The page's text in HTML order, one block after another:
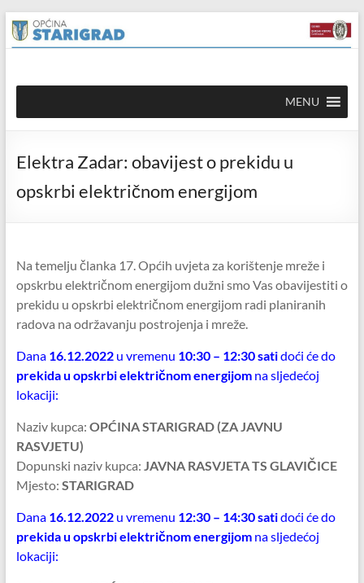
content
Skip
to
content
Općina
Starigrad
mrežna
stranica
MENU
Elektra Zadar: obavijest o prekidu u
opskrbi električnom energijom
Na temelju članka 17. Općih uvjeta za korištenje mreže i
opskrbu električnom energijom dužni smo Vas obavijestiti o
prekidu u opskrbi električnom energijom radi planiranih
radova na održavanju postrojenja i mreže.
Dana 16.12.2022u vremenu 10:30 – 12:30 satidoći će do
prekida u opskrbi električnom energijomna sljedećoj
lokaciji:
Naziv kupca: OPĆINA STARIGRAD (ZA JAVNU
RASVJETU)
Dopunski naziv kupca: JAVNA RASVJETA TS GLAVIČICE
Mjesto: STARIGRAD
Dana 16.12.2022u vremenu 12:30 – 14:30 satidoći će do
prekida u opskrbi električnom energijomna sljedećoj
lokaciji: